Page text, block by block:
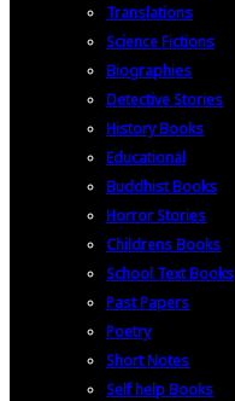
Translations
Science Fictions
Biographies
Detective Stories
History Books
Educational
Buddhist Books
Horror Stories
Childrens Books
School Text Books
Past Papers
Poetry
Short Notes
Self help Books